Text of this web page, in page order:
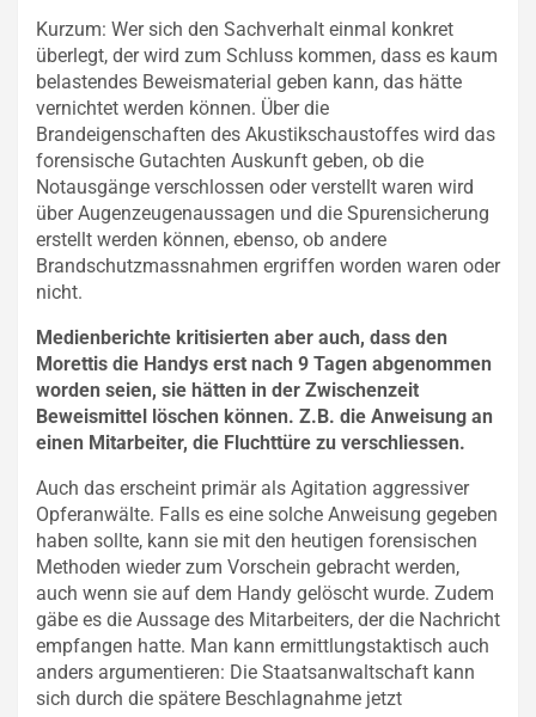
Kurzum: Wer sich den Sachverhalt einmal konkret
überlegt, der wird zum Schluss kommen, dass es kaum
belastendes Beweismaterial geben kann, das hätte
vernichtet werden können. Über die
Brandeigenschaften des Akustikschaustoffes wird das
forensische Gutachten Auskunft geben, ob die
Notausgänge verschlossen oder verstellt waren wird
über Augenzeugenaussagen und die Spurensicherung
erstellt werden können, ebenso, ob andere
Brandschutzmassnahmen ergriffen worden waren oder
nicht.
Medienberichte kritisierten aber auch, dass den
Morettis die Handys erst nach 9 Tagen abgenommen
worden seien, sie hätten in der Zwischenzeit
Beweismittel löschen können. Z.B. die Anweisung an
einen Mitarbeiter, die Fluchttüre zu verschliessen.
Auch das erscheint primär als Agitation aggressiver
Opferanwälte. Falls es eine solche Anweisung gegeben
haben sollte, kann sie mit den heutigen forensischen
Methoden wieder zum Vorschein gebracht werden,
auch wenn sie auf dem Handy gelöscht wurde. Zudem
gäbe es die Aussage des Mitarbeiters, der die Nachricht
empfangen hatte. Man kann ermittlungstaktisch auch
anders argumentieren: Die Staatsanwaltschaft kann
sich durch die spätere Beschlagnahme jetzt